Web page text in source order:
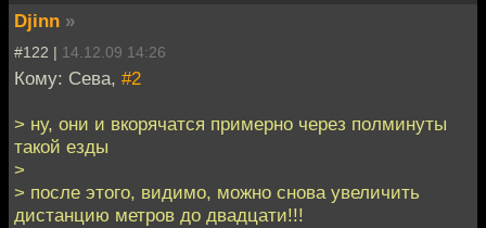
Djinn »
#122 | 14.12.09 14:26
Кому: Сева, #2
> ну, они и вкорячатся примерно через полминуты
такой езды
>
> после этого, видимо, можно снова увеличить
дистанцию метров до двадцати!!!